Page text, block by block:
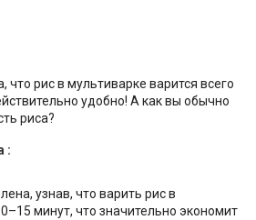
что рис в мультиварке варится всего
удобно! А как вы обычно
риса?
:
узнав, что варить рис в
минут, что значительно экономит